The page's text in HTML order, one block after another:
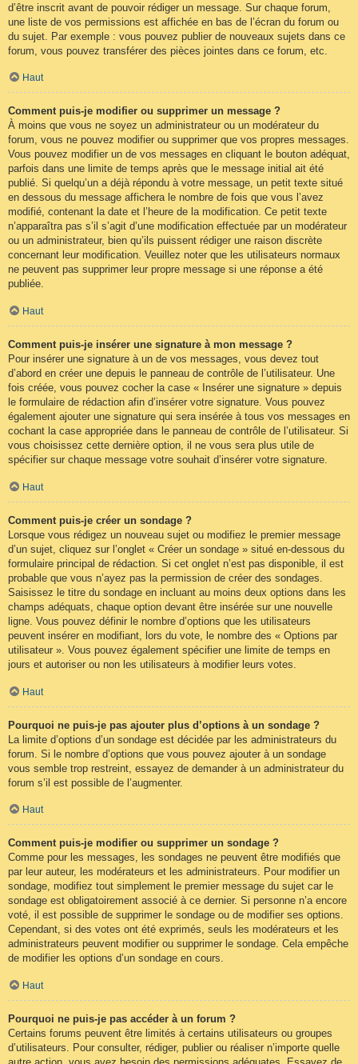
d’être inscrit avant de pouvoir rédiger un message. Sur chaque forum,
une liste de vos permissions est affichée en bas de l’écran du forum ou
du sujet. Par exemple : vous pouvez publier de nouveaux sujets dans ce
forum, vous pouvez transférer des pièces jointes dans ce forum, etc.
Haut
Comment puis-je modifier ou supprimer un message ?
À moins que vous ne soyez un administrateur ou un modérateur du
forum, vous ne pouvez modifier ou supprimer que vos propres messages.
Vous pouvez modifier un de vos messages en cliquant le bouton adéquat,
parfois dans une limite de temps après que le message initial ait été
publié. Si quelqu’un a déjà répondu à votre message, un petit texte situé
en dessous du message affichera le nombre de fois que vous l’avez
modifié, contenant la date et l’heure de la modification. Ce petit texte
n’apparaîtra pas s’il s’agit d’une modification effectuée par un modérateur
ou un administrateur, bien qu’ils puissent rédiger une raison discrète
concernant leur modification. Veuillez noter que les utilisateurs normaux
ne peuvent pas supprimer leur propre message si une réponse a été
publiée.
Haut
Comment puis-je insérer une signature à mon message ?
Pour insérer une signature à un de vos messages, vous devez tout
d’abord en créer une depuis le panneau de contrôle de l’utilisateur. Une
fois créée, vous pouvez cocher la case « Insérer une signature » depuis
le formulaire de rédaction afin d’insérer votre signature. Vous pouvez
également ajouter une signature qui sera insérée à tous vos messages en
cochant la case appropriée dans le panneau de contrôle de l’utilisateur. Si
vous choisissez cette dernière option, il ne vous sera plus utile de
spécifier sur chaque message votre souhait d’insérer votre signature.
Haut
Comment puis-je créer un sondage ?
Lorsque vous rédigez un nouveau sujet ou modifiez le premier message
d’un sujet, cliquez sur l’onglet « Créer un sondage » situé en-dessous du
formulaire principal de rédaction. Si cet onglet n’est pas disponible, il est
probable que vous n’ayez pas la permission de créer des sondages.
Saisissez le titre du sondage en incluant au moins deux options dans les
champs adéquats, chaque option devant être insérée sur une nouvelle
ligne. Vous pouvez définir le nombre d’options que les utilisateurs
peuvent insérer en modifiant, lors du vote, le nombre des « Options par
utilisateur ». Vous pouvez également spécifier une limite de temps en
jours et autoriser ou non les utilisateurs à modifier leurs votes.
Haut
Pourquoi ne puis-je pas ajouter plus d’options à un sondage ?
La limite d’options d’un sondage est décidée par les administrateurs du
forum. Si le nombre d’options que vous pouvez ajouter à un sondage
vous semble trop restreint, essayez de demander à un administrateur du
forum s’il est possible de l’augmenter.
Haut
Comment puis-je modifier ou supprimer un sondage ?
Comme pour les messages, les sondages ne peuvent être modifiés que
par leur auteur, les modérateurs et les administrateurs. Pour modifier un
sondage, modifiez tout simplement le premier message du sujet car le
sondage est obligatoirement associé à ce dernier. Si personne n’a encore
voté, il est possible de supprimer le sondage ou de modifier ses options.
Cependant, si des votes ont été exprimés, seuls les modérateurs et les
administrateurs peuvent modifier ou supprimer le sondage. Cela empêche
de modifier les options d’un sondage en cours.
Haut
Pourquoi ne puis-je pas accéder à un forum ?
Certains forums peuvent être limités à certains utilisateurs ou groupes
d’utilisateurs. Pour consulter, rédiger, publier ou réaliser n’importe quelle